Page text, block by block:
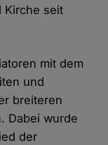
Kirche seit
mit dem
und
breiteren
Dabei wurde
der